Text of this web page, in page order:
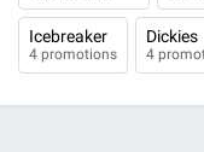
Icebreaker
4 promotions
Dickies
4